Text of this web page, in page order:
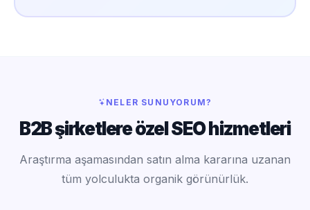
NELER SUNUYORUM?
B2B şirketlere özel SEO hizmetleri
Araştırma aşamasından satın alma kararına uzanan
tüm yolculukta organik görünürlük.